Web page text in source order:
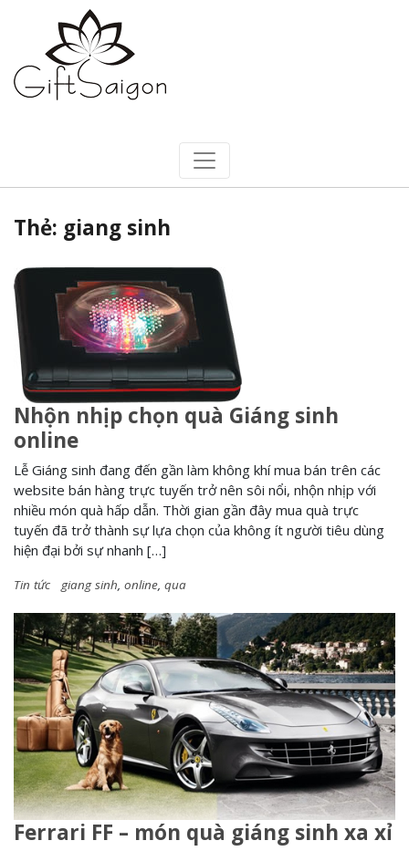
Thẻ: giang sinh
Nhộn nhịp chọn quà Giáng sinh
online
Lễ Giáng sinh đang đến gần làm không khí mua bán trên các
website bán hàng trực tuyến trở nên sôi nổi, nhộn nhịp với
nhiều món quà hấp dẫn. Thời gian gần đây mua quà trực
tuyến đã trở thành sự lựa chọn của không ít người tiêu dùng
hiện đại bởi sự nhanh […]
Tin tức giang sinh, online, qua
Ferrari FF – món quà giáng sinh xa xỉ